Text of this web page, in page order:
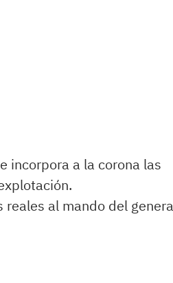
incorpora a la corona las
al mando del